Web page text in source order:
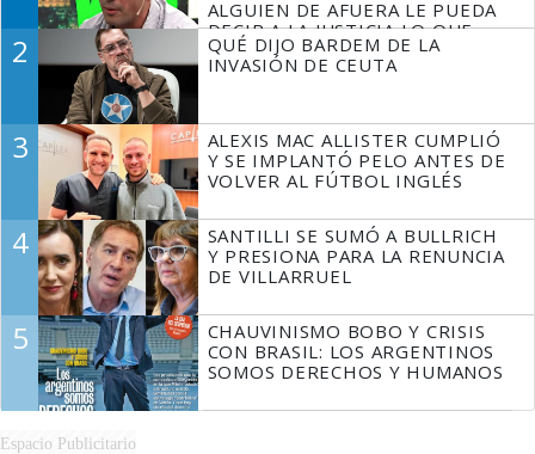
ALGUIEN DE AFUERA LE PUEDA
DECIR A LA JUSTICIA LO QUE
TIENE QUE HACER"
2
QUÉ DIJO BARDEM DE LA
INVASIÓN DE CEUTA
3
ALEXIS MAC ALLISTER CUMPLIÓ
Y SE IMPLANTÓ PELO ANTES DE
VOLVER AL FÚTBOL INGLÉS
4
SANTILLI SE SUMÓ A BULLRICH
Y PRESIONA PARA LA RENUNCIA
DE VILLARRUEL
5
CHAUVINISMO BOBO Y CRISIS
CON BRASIL: LOS ARGENTINOS
SOMOS DERECHOS Y HUMANOS
Espacio Publicitario